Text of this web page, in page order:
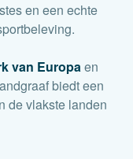
en een echte
van Europaen
biedt een
de vlakste landen